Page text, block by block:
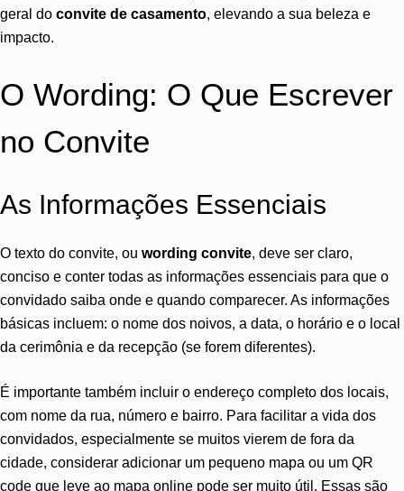
geral do convite de casamento, elevando a sua beleza e
impacto.
O Wording: O Que Escrever
no Convite
As Informações Essenciais
O texto do convite, ou wording convite, deve ser claro,
conciso e conter todas as informações essenciais para que o
convidado saiba onde e quando comparecer. As informações
básicas incluem: o nome dos noivos, a data, o horário e o local
da cerimônia e da recepção (se forem diferentes).
É importante também incluir o endereço completo dos locais,
com nome da rua, número e bairro. Para facilitar a vida dos
convidados, especialmente se muitos vierem de fora da
cidade, considerar adicionar um pequeno mapa ou um QR
code que leve ao mapa online pode ser muito útil. Essas são